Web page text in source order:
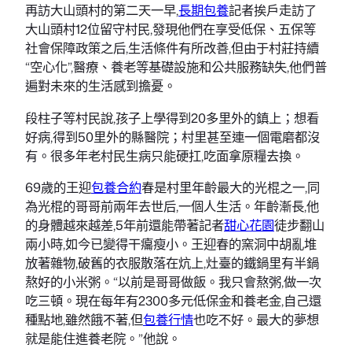
再訪大山頭村的第二天一早,長期包養記者挨戶走訪了
大山頭村12位留守村民,發現他們在享受低保、五保等
社會保障政策之后,生活條件有所改善,但由于村莊持續
“空心化”,醫療、養老等基礎設施和公共服務缺失,他們普
遍對未來的生活感到擔憂。
段柱子等村民說,孩子上學得到20多里外的鎮上；想看
好病,得到50里外的縣醫院；村里甚至連一個電磨都沒
有。很多年老村民生病只能硬扛,吃面拿原糧去換。
69歲的王迎包養合約春是村里年齡最大的光棍之一,同
為光棍的哥哥前兩年去世后,一個人生活。年齡漸長,他
的身體越來越差,5年前還能帶著記者甜心花園徒步翻山
兩小時,如今已變得干癟瘦小。王迎春的窯洞中胡亂堆
放著雜物,破舊的衣服散落在炕上,灶臺的鐵鍋里有半鍋
熬好的小米粥。“以前是哥哥做飯。我只會熬粥,做一次
吃三頓。現在每年有2300多元低保金和養老金,自己還
種點地,雖然餓不著,但包養行情也吃不好。最大的夢想
就是能住進養老院。”他說。